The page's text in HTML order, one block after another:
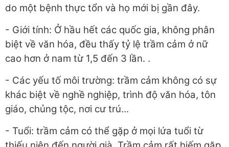
do một bệnh thực tổn và họ mới bị gần đây.
- Giới tính: Ở hầu hết các quốc gia, không phân
biệt về văn hóa, đều thấy tỷ lệ trầm cảm ở nữ
cao hơn ở nam từ 1,5 đến 3 lần. .
- Các yếu tố môi trường: trầm cảm không có sự
khác biệt về nghề nghiệp, trình độ văn hóa, tôn
giáo, chủng tộc, nơi cư trú...
- Tuổi: trầm cảm có thể gặp ở mọi lứa tuổi từ